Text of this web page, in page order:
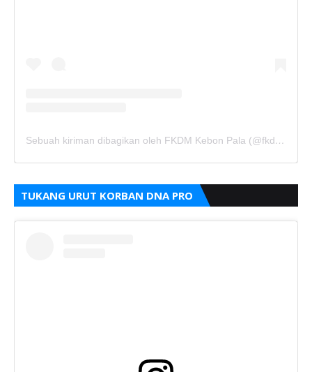
Sebuah kiriman dibagikan oleh FKDM Kebon Pala (@fkdm_kebonpala)
TUKANG URUT KORBAN DNA PRO